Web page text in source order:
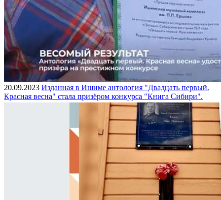
20.09.2023 Изданная в Ишиме антология "Двадцать первый.
Красная весна" стала призёром конкурса "Книга Сибири".